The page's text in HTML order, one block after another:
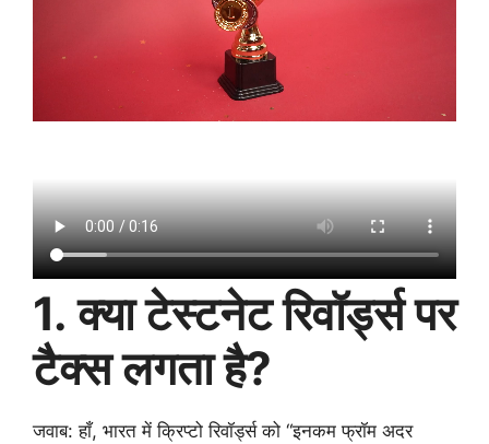
1. क्या टेस्टनेट रिवॉर्ड्स पर
टैक्स लगता है?
जवाब: हाँ, भारत में क्रिप्टो रिवॉर्ड्स को “इनकम फ्रॉम अदर